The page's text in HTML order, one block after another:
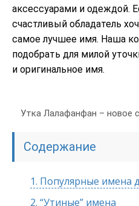
аксессуарами и одеждой.
счастливый обладатель
самое лучшее имя. Наша
подобрать для милой
и оригинальное имя.
Утка Лалафанфан – новое
Содержание
1. Популярные имена
2. “Утиные” имена